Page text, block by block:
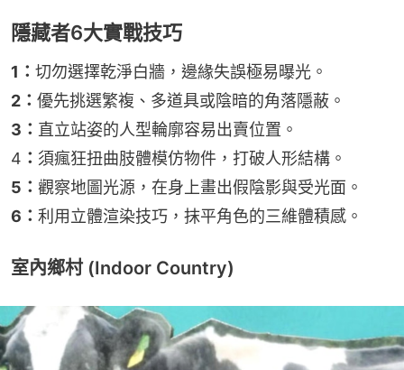
隱藏者6大實戰技巧
1： 切勿選擇乾淨白牆，邊緣失誤極易曝光。
2： 優先挑選繁複、多道具或陰暗的角落隱蔽。
3： 直立站姿的人型輪廓容易出賣位置。
4 ： 須瘋狂扭曲肢體模仿物件，打破人形結構。
5： 觀察地圖光源，在身上畫出假陰影與受光面。
6： 利用立體渲染技巧，抹平角色的三維體積感。
室內鄉村 (Indoor Country)